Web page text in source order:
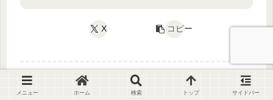
X コピー
メニュー ホーム 検索 トップ サイドバー